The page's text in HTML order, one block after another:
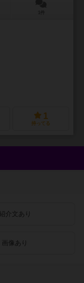
1
持ってる
紹介文あり
画像あり